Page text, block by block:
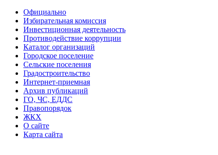
Официально
Избирательная комиссия
Инвестиционная деятельность
Противодействие коррупции
Каталог организаций
Городское поселение
Сельские поселения
Градостроительство
Интернет-приемная
Архив публикаций
ГО, ЧС, ЕДДС
Правопорядок
ЖКХ
О сайте
Карта сайта